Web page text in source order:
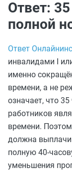
Ответ:
полной
Ответ
инвалидами I
именно
времени, а не
означает, что
работников
времени.
должна
полную
уменьшения